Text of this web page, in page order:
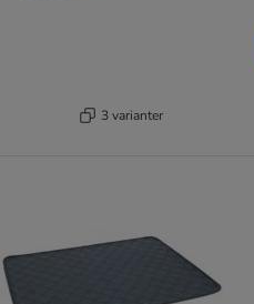
3 varianter